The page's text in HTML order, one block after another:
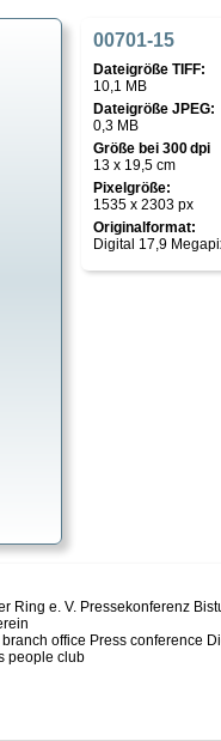
00701-15
Dateigröße TIFF:
10,1 MB
Dateigröße JPEG:
0,3 MB
Größe bei 300 dpi
13 x 19,5 cm
Pixelgröße:
1535 x 2303 px
Originalformat:
Digital 17,9
e. V. Pressekonferenz
office Press conference
people club